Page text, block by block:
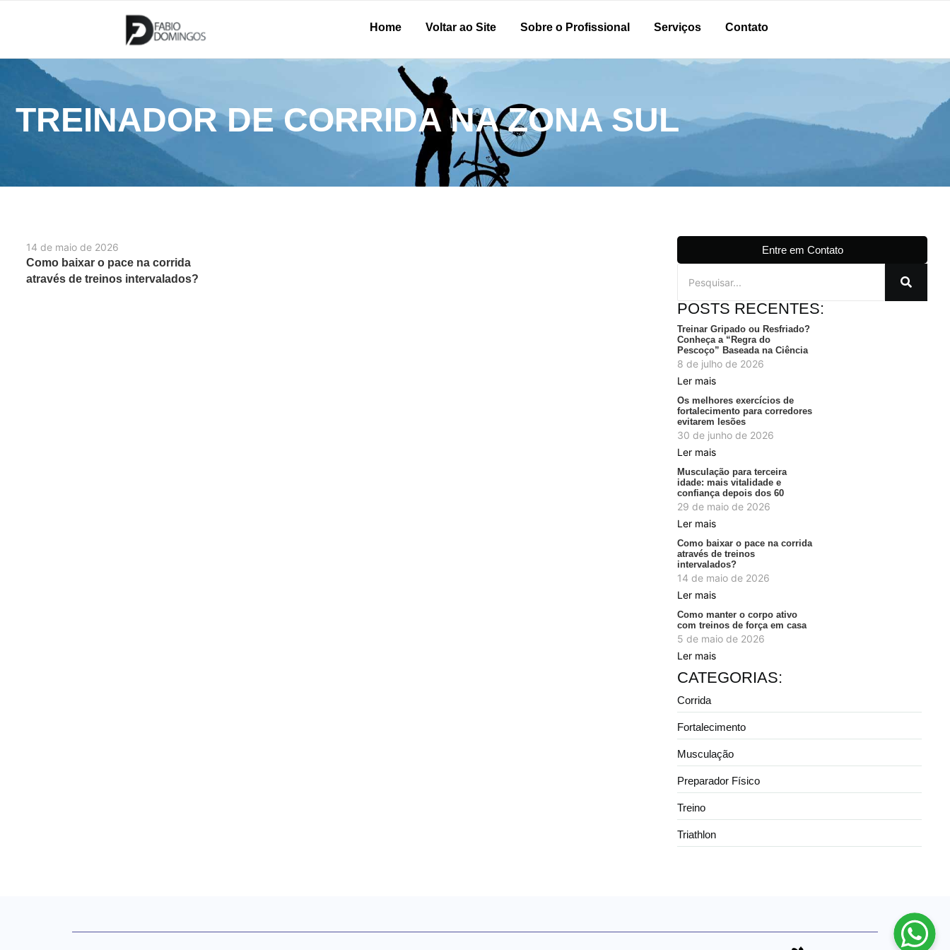
Home Voltar ao Site Sobre o Profissional Serviços Contato
TREINADOR DE CORRIDA NA ZONA SUL
14 de maio de 2026
Como baixar o pace na corrida
através de treinos intervalados?
Entre em Contato
POSTS RECENTES:
Treinar Gripado ou Resfriado?
Conheça a “Regra do
Pescoço” Baseada na Ciência
8 de julho de 2026
Ler mais
Os melhores exercícios de
fortalecimento para corredores
evitarem lesões
30 de junho de 2026
Ler mais
Musculação para terceira
idade: mais vitalidade e
confiança depois dos 60
29 de maio de 2026
Ler mais
Como baixar o pace na corrida
através de treinos
intervalados?
14 de maio de 2026
Ler mais
Como manter o corpo ativo
com treinos de força em casa
5 de maio de 2026
Ler mais
CATEGORIAS:
Corrida
Fortalecimento
Musculação
Preparador Físico
Treino
Triathlon